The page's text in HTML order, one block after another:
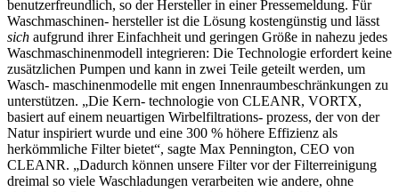
benutzerfreundlich, so der Hersteller in einer Pressemeldung. Für
Waschmaschinen- hersteller ist die Lösung kostengünstig und lässt
sich aufgrund ihrer Einfachheit und geringen Größe in nahezu jedes
Waschmaschinenmodell integrieren: Die Technologie erfordert keine
zusätzlichen Pumpen und kann in zwei Teile geteilt werden, um
Wasch- maschinenmodelle mit engen Innenraumbeschränkungen zu
unterstützen. „Die Kern- technologie von CLEANR, VORTX,
basiert auf einem neuartigen Wirbelfiltrations- prozess, der von der
Natur inspiriert wurde und eine 300 % höhere Effizienz als
herkömmliche Filter bietet“, sagte Max Pennington, CEO von
CLEANR. „Dadurch können unsere Filter vor der Filterreinigung
dreimal so viele Waschladungen verarbeiten wie andere, ohne